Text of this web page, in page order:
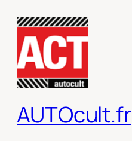
contenu
AUTOcult.fr